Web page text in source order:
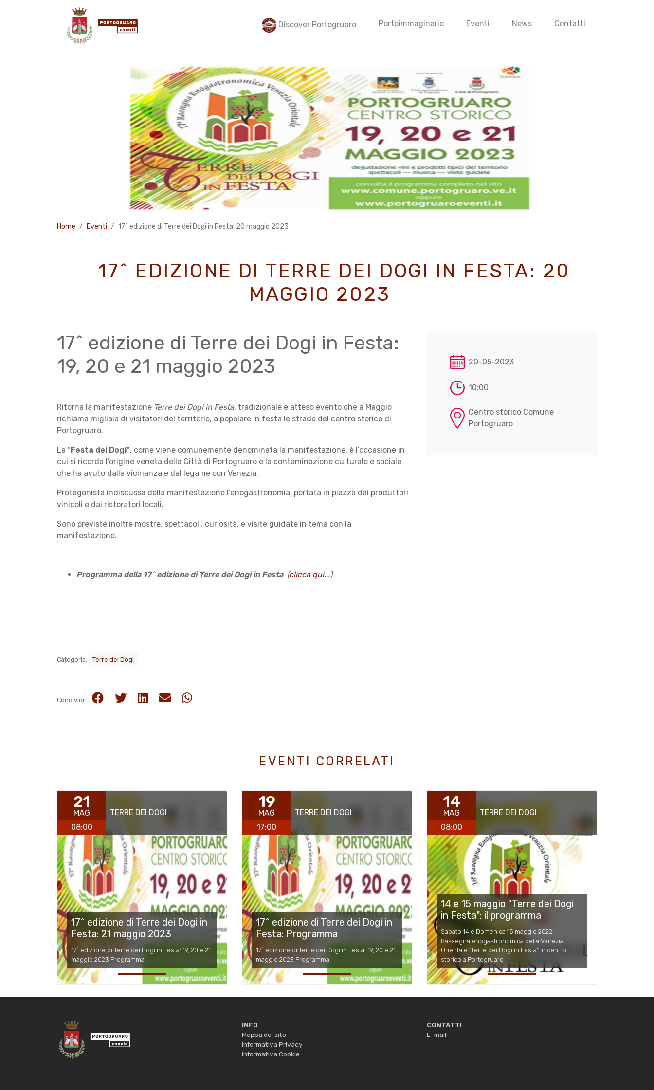
Discover Portogruaro Portoimmaginario Eventi News Contatti
Home Eventi 17^ edizione di Terre dei Dogi in Festa: 20 maggio 2023
17^ EDIZIONE DI TERRE DEI DOGI IN FESTA: 20
MAGGIO 2023
20-05-2023
10:00
Centro storico Comune
Portogruaro
17^ edizione di Terre dei Dogi in Festa:
19, 20 e 21 maggio 2023
Ritorna la manifestazione Terre dei Dogi in Festa, tradizionale e atteso evento che a Maggio
richiama migliaia di visitatori del territorio, a popolare in festa le strade del centro storico di
Portogruaro.
La " Festa dei Dogi", come viene comunemente denominata la manifestazione, è l’occasione in
cui si ricorda l’origine veneta della Città di Portogruaro e la contaminazione culturale e sociale
che ha avuto dalla vicinanza e dal legame con Venezia.
Protagonista indiscussa della manifestazione l’enogastronomia, portata in piazza dai produttori
vinicoli e dai ristoratori locali.
Sono previste inoltre mostre, spettacoli, curiosità, e visite guidate in tema con la
manifestazione.
Programma della 17^ edizione di Terre dei Dogi in Festa(clicca qui...)
Categoria: Terre dei Dogi
Condividi:
EVENTI CORRELATI
21
MAG
08:00
TERRE DEI DOGI
17^ edizione di Terre dei Dogi in
Festa: 21 maggio 2023
17^ edizione di Terre dei Dogi in Festa: 19, 20 e 21
maggio 2023 Programma
19
MAG
17:00
TERRE DEI DOGI
17^ edizione di Terre dei Dogi in
Festa: Programma
17^ edizione di Terre dei Dogi in Festa: 19, 20 e 21
maggio 2023 Programma
14
MAG
08:00
TERRE DEI DOGI
14 e 15 maggio “Terre dei Dogi
in Festa": il programma
Sabato 14 e Domenica 15 maggio 2022:
Rassegna enogastronomica della Venezia
Orientale "Terre dei Dogi in Festa" In centro
storico a Portogruaro
INFO
Mappa del sito
Informativa Privacy
Informativa Cookie
CONTATTI
E-mail: